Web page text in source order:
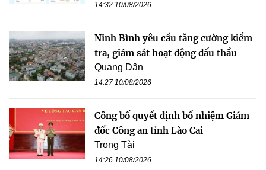
14:32 10/08/2026
Ninh Bình yêu cầu tăng cường kiểm
tra, giám sát hoạt động đấu thầu
Quang Dân
14:27 10/08/2026
Công bố quyết định bổ nhiệm Giám
đốc Công an tỉnh Lào Cai
Trọng Tài
14:26 10/08/2026